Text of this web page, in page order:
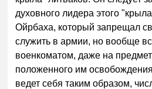
духовного лидера этого
Ойрбаха, который запрещал
служить в армии, но вообще
военкоматом, даже на
положенного им
ведет себя таким образом,